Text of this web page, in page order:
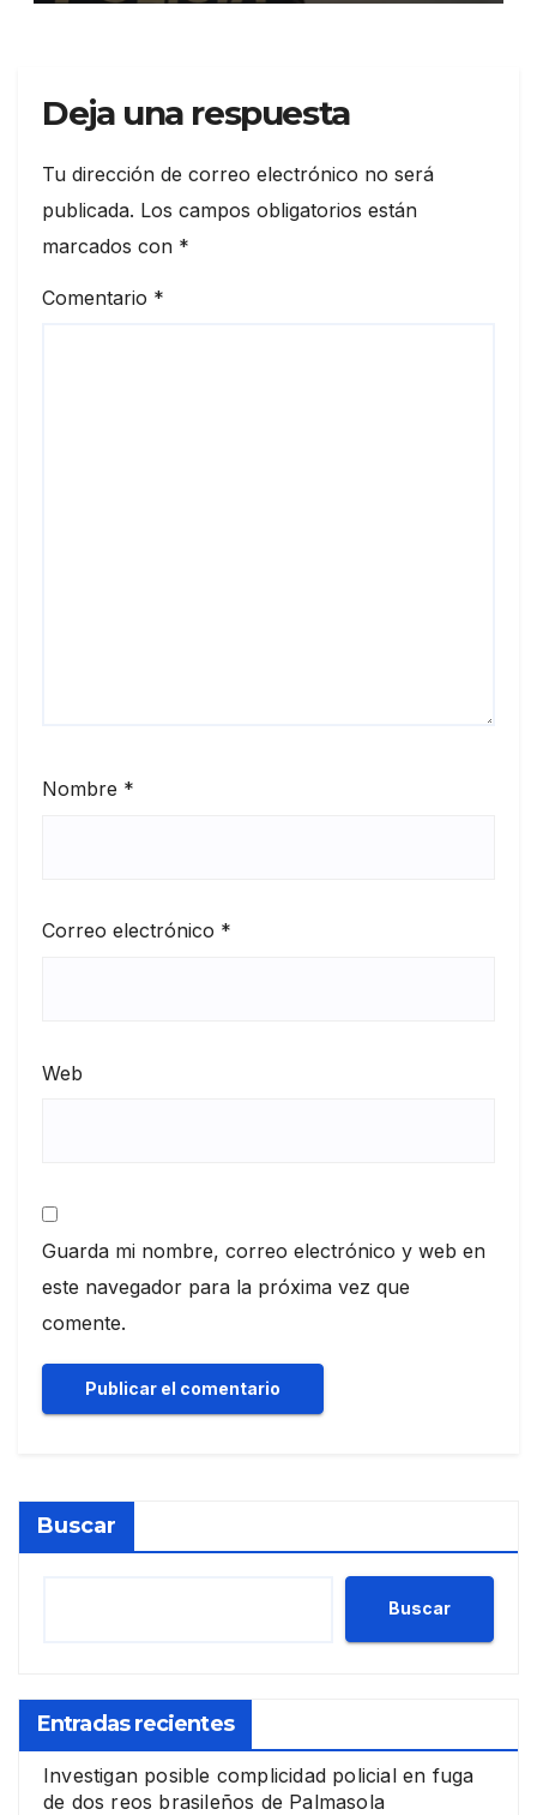
Deja una respuesta
Tu dirección de correo electrónico no será
publicada. Los campos obligatorios están
marcados con *
Comentario *
Nombre *
Correo electrónico *
Web
Guarda mi nombre, correo electrónico y web en
este navegador para la próxima vez que
comente.
Buscar
Buscar
Entradas recientes
Investigan posible complicidad policial en fuga
de dos reos brasileños de Palmasola